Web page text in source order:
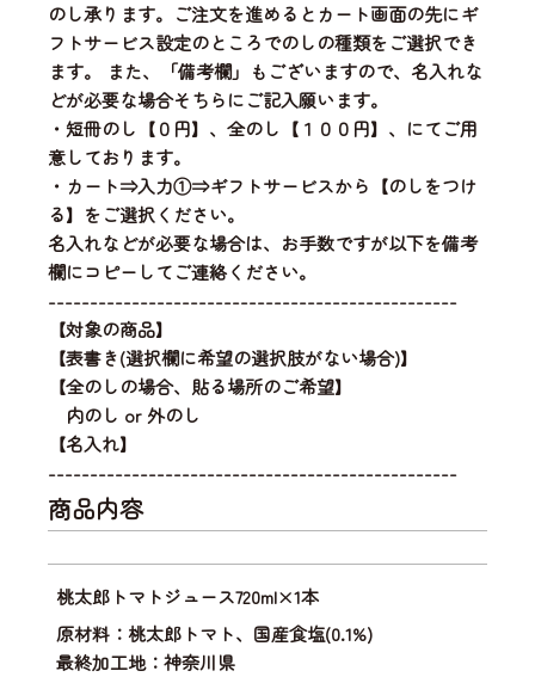
のし承ります。ご注文を進めるとカート画面の先にギ
フトサービス設定のところでのしの種類をご選択でき
ます。 また、「備考欄」もございますので、名入れな
どが必要な場合そちらにご記入願います。
・短冊のし【０円】、全のし【１００円】、にてご用
意しております。
・カート⇒入力①⇒ギフトサービスから【のしをつけ
る】をご選択ください。
名入れなどが必要な場合は、お手数ですが以下を備考
欄にコピーしてご連絡ください。
-------------------------------------------------
【対象の商品】
【表書き(選択欄に希望の選択肢がない場合)】
【全のしの場合、貼る場所のご希望】
内のし or 外のし
【名入れ】
-------------------------------------------------
商品内容
桃太郎トマトジュース720ml×1本
原材料：桃太郎トマト、国産食塩(0.1%)
最終加工地：神奈川県